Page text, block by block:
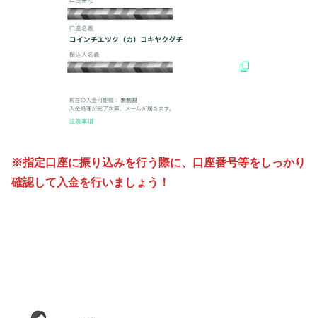
※指定口座に振り込みを行う際に、口座番号等をしっかり
確認して入金を行いましょう！